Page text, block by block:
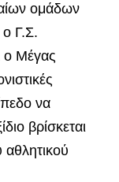
ομάδων
Γ.Σ.
ο Μέγας
να
βρίσκεται